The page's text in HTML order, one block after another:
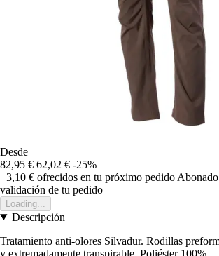
Desde
82,95 € 62,02 € -25%
+3,10 € ofrecidos en tu próximo pedido
validación de tu pedido
Loading...
Descripción
Tratamiento anti-olores Silvadur. Rodillas
y extremadamente transpirable. Poliéster 100%